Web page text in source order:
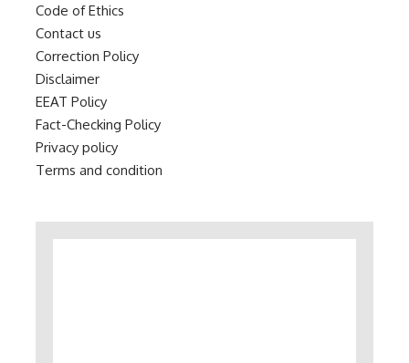
Code of Ethics
Contact us
Correction Policy
Disclaimer
EEAT Policy
Fact-Checking Policy
Privacy policy
Terms and condition